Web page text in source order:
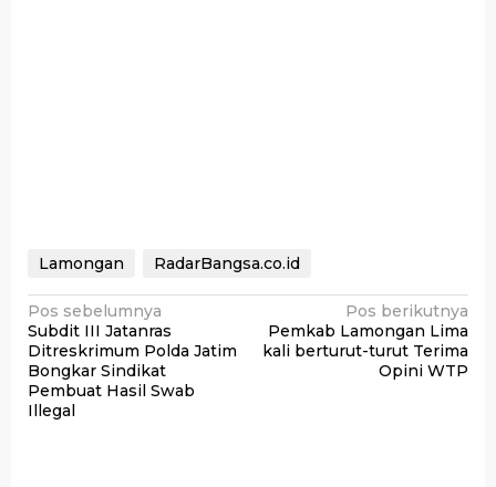
Lamongan RadarBangsa.co.id
Navigasi
pos
Pos sebelumnya
Subdit III Jatanras
Ditreskrimum Polda Jatim
Bongkar Sindikat
Pembuat Hasil Swab
Illegal
Pos berikutnya
Pemkab Lamongan Lima
kali berturut-turut Terima
Opini WTP